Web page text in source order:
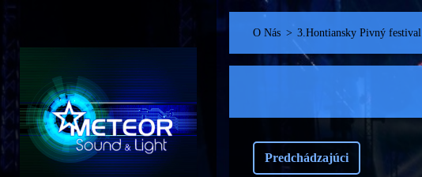
O Nás > 3.Hontiansky Pivný festival
Predchádzajúci